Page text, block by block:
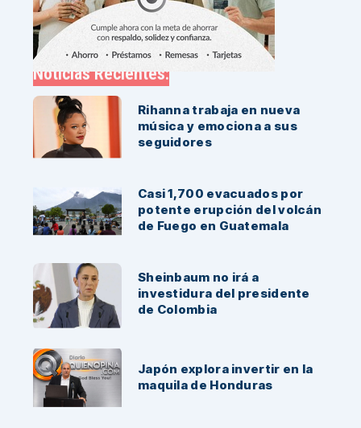
Noticias Recientes:
Rihanna trabaja en nueva
música y emociona a sus
seguidores
Casi 1,700 evacuados por
potente erupción del volcán
de Fuego en Guatemala
Sheinbaum no irá a
investidura del presidente
de Colombia
Japón explora invertir en la
maquila de Honduras